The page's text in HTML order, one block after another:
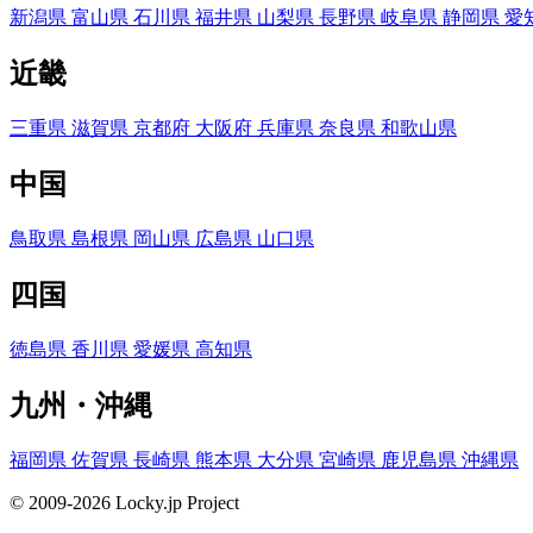
新潟県 富山県 石川県 福井県 山梨県 長野県 岐阜県 静岡県 愛
近畿
三重県 滋賀県 京都府 大阪府 兵庫県 奈良県 和歌山県
中国
鳥取県 島根県 岡山県 広島県 山口県
四国
徳島県 香川県 愛媛県 高知県
九州・沖縄
福岡県 佐賀県 長崎県 熊本県 大分県 宮崎県 鹿児島県 沖縄県
© 2009-2026 Locky.jp Project